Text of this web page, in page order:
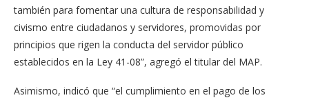
también para fomentar una cultura de responsabilidad y
civismo entre ciudadanos y servidores, promovidas por
principios que rigen la conducta del servidor público
establecidos en la Ley 41-08”, agregó el titular del MAP.
Asimismo, indicó que “el cumplimiento en el pago de los